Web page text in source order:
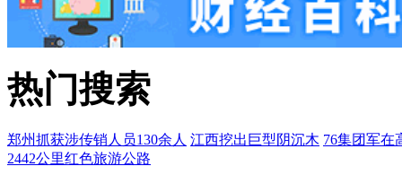
热门搜索
郑州抓获涉传销人员130余人 江西挖出巨型阴沉木 76集团军在
2442公里红色旅游公路